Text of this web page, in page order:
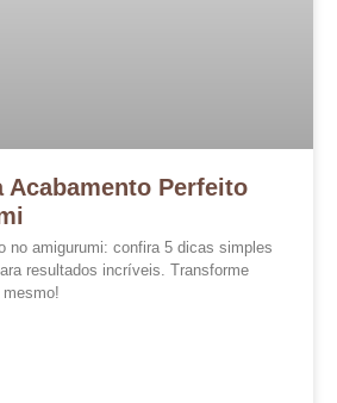
Acabamento Perfeito
no amigurumi: confira 5 dicas simples
resultados incríveis. Transforme